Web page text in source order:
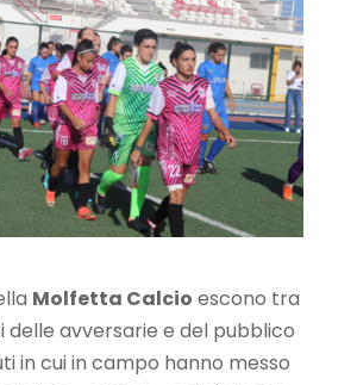
Molfetta Calcio escono tra
delle avversarie e del pubblico
in cui in campo hanno messo